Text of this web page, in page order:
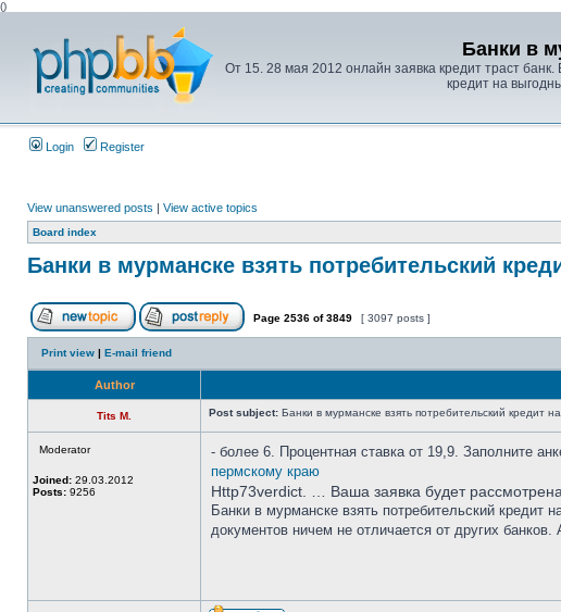
()
Банки в
От 15. 28 мая 2012 онлайн заявка кредит траст
кредит на
Login Register
View unanswered posts | View active topics
Board index
Банки в мурманске взять потребительский
Page 2536 of3849 [ 3097 posts ]
Print view | E-mail friend
Author
Tits M. Post subject: Банки в мурманске взять потребительский кредит
Moderator
Joined: 29.03.2012
Posts: 9256
- более 6. Процентная ставка от 19,9. Заполните
пермскому краю
Http73verdict. … Ваша заявка будет
Банки в мурманске взять потребительский
документов ничем не отличается от других